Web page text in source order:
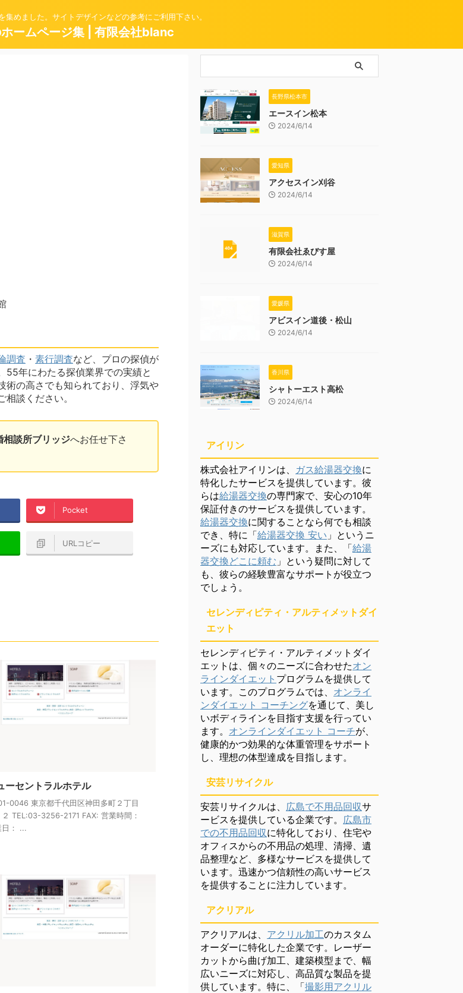
集めました。サイトデザインなどの参考にご利用下さい。
ームページ集 | 有限会社blanc
調査 ・ 素行調査など、プロの探偵が
55年にわたる探偵業界での実績と
術の高さでも知られており、浮気や
相談ください。
相談所ブリッジへお任せ下さ
Pocket
URLコピー
ーセントラルホテル
0046 東京都千代田区神田多町２丁目
２ TEL:03-3256-2171 FAX: 営業時間：
日： ...
長野県松本市
エースイン松本
2024/6/14
愛知県
アクセスイン刈谷
2024/6/14
滋賀県
有限会社ゑびす屋
2024/6/14
愛媛県
アビスイン道後・松山
2024/6/14
香川県
シャトーエスト高松
2024/6/14
アイリン
株式会社アイリンは、 ガス給湯器交換に
特化したサービスを提供しています。彼
らは給湯器交換の専門家で、安心の10年
保証付きのサービスを提供しています。
給湯器交換に関することなら何でも相談
でき、特に「給湯器交換 安い 」というニ
ーズにも対応しています。また、「給湯
器交換どこに頼む 」という疑問に対して
も、彼らの経験豊富なサポートが役立つ
でしょう。
セレンディピティ・アルティメットダイ
エット
セレンディピティ・アルティメットダイ
エットは、個々のニーズに合わせたオン
ラインダイエット プログラムを提供して
います。このプログラムでは、 オンライ
ンダイエット コーチングを通じて、美し
いボディラインを目指す支援を行ってい
ます。 オンラインダイエット コーチが、
健康的かつ効果的な体重管理をサポート
し、理想の体型達成を目指します。
安芸リサイクル
安芸リサイクルは、 広島で不用品回収サ
ービスを提供している企業です。 広島市
での不用品回収に特化しており、住宅や
オフィスからの不用品の処理、清掃、遺
品整理など、多様なサービスを提供して
います。迅速かつ信頼性の高いサービス
を提供することに注力しています。
アクリアル
アクリアルは、 アクリル加工のカスタム
オーダーに特化した企業です。レーザー
カットから曲げ加工、建築模型まで、幅
広いニーズに対応し、高品質な製品を提
供しています。特に、「撮影用アクリル